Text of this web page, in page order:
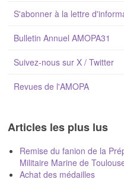
S'abonner à la lettre
Bulletin Annuel AMOPA31
Suivez-nous sur X / Twitter
Revues de l'AMOPA
Articles les plus lus
Remise du fanion de la
Militaire Marine de
Achat des médailles